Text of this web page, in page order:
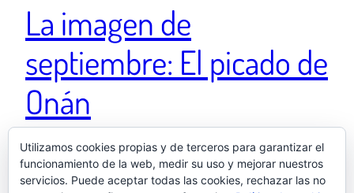
La imagen de
septiembre: El picado de
Onán
Instagram Septiembre de 2025 – Sevilla (Sevilla) –
«Perdóneme, Padre, porque he picado 😏🔥». El Picado
Utilizamos cookies propias y de terceros para garantizar el
funcionamiento de la web, medir su uso y mejorar nuestros
servicios. Puede aceptar todas las cookies, rechazar las no